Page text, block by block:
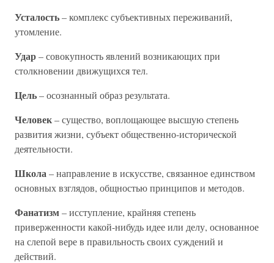
Усталость– комплекс субъективных переживаний,
утомление.
Удар– совокупность явлений возникающих при
столкновении движущихся тел.
Цель– осознанный образ результата.
Человек– существо, воплощающее высшую степень
развития жизни, субъект общественно-исторической
деятельности.
Школа– направление в искусстве, связанное единством
основных взглядов, общностью принципов и методов.
Фанатизм– исступление, крайняя степень
приверженности какой-нибудь идее или делу, основанное
на слепой вере в правильность своих суждений и
действий.